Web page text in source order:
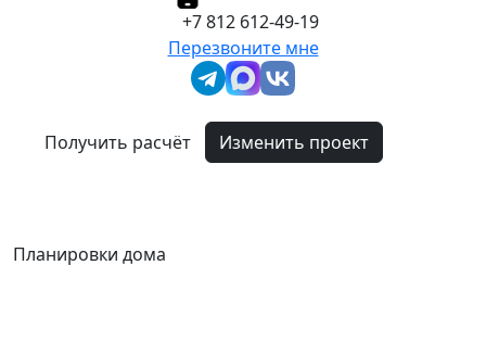
+7 812 612-49-19
Перезвоните мне
Получить расчёт Изменить проект
Планировки дома